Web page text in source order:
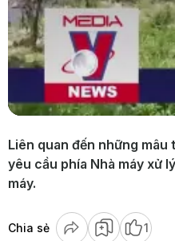
Liên quan đến những
yêu cầu phía Nhà máy xử
máy.
Chia sẻ 1